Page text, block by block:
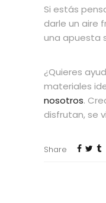
Si estás
darle un aire
una apuesta
¿Quieres
materiales
nosotros.
disfrutan, se
Share